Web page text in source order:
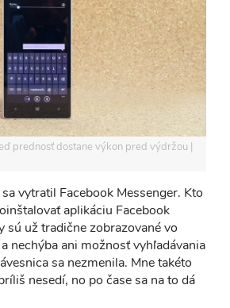
prednosť dostane výkon pred výdržou
vytratil Facebook Messenger. Kto
aplikáciu Facebook
sú už tradične zobrazované vo
nechýba ani možnosť vyhľadávania
sa nezmenila. Mne takéto
nesedí, no po čase sa na to dá